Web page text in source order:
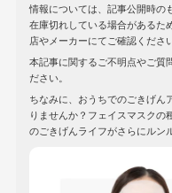
情報については、記事公開時の
在庫切れしている場合があるた
店やメーカーにてご確認くださ
本記事に関するご不明点やご質
ださい。
ちなみに、おうちでのごきげん
りませんか？フェイスマスクの
のごきげんライフがさらにルン